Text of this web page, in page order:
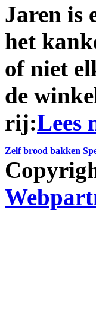
Jaren is
het
of niet
de
rij:Lees
Zelf brood bakken